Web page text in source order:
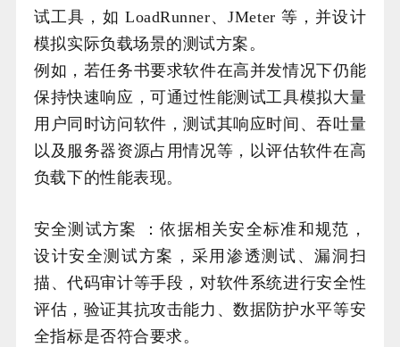
试工具，如 LoadRunner、JMeter 等，并设计
模拟实际负载场景的测试方案。
例如，若任务书要求软件在高并发情况下仍能
保持快速响应，可通过性能测试工具模拟大量
用户同时访问软件，测试其响应时间、吞吐量
以及服务器资源占用情况等，以评估软件在高
负载下的性能表现。
安全测试方案 ：依据相关安全标准和规范，
设计安全测试方案，采用渗透测试、漏洞扫
描、代码审计等手段，对软件系统进行安全性
评估，验证其抗攻击能力、数据防护水平等安
全指标是否符合要求。